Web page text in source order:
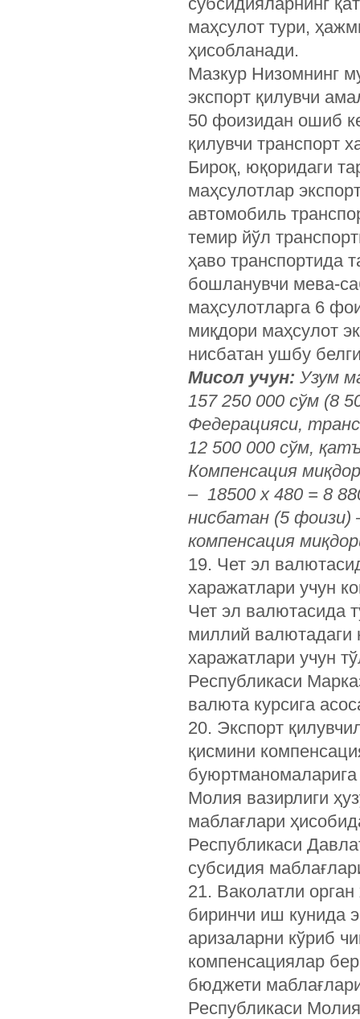
маҳсулот тури,
ҳисобланади.
Мазкур Низомнинг
экспорт қилувчи
50 фоизидан ошиб
қилувчи транспорт
Бироқ, юқоридаги
маҳсулотлар
автомобиль
темир йўл
ҳаво транспортида
бошланувчи мева-
маҳсулотларга 6
миқдори маҳсулот
нисбатан ушбу
Мисол учун: Узум
157 250 000 сўм (8
Федерацияси,
12 500 000 сўм,
Компенсация
– 18500 х 480 = 8
нисбатан (5 фоизи)
компенсация
19. Чет эл
харажатлари учун
Чет эл валютасида
миллий валютадаги
харажатлари учун
Республикаси
валюта курсига
20. Экспорт
қисмини
Молия вазирлиги
маблағлари
Республикаси
субсидия
21. Ваколатли
биринчи иш кунида
аризаларни кўриб
компенсациялар
бюджети
Республикаси